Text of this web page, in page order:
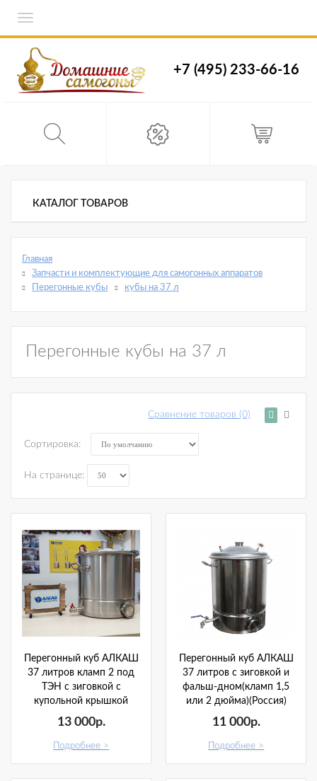
Toggle
+7 (495) 233-66-16
КАТАЛОГ ТОВАРОВ
Главная
Запчасти и комплектующие для самогонных аппаратов
Перегонные кубы
кубы на 37 л
Перегонные кубы на 37 л
Сравнение товаров (0)
Сортировка:
На странице:
Перегонный куб АЛКАШ
37 литров кламп 2 под
ТЭН с зиговкой с
купольной крышкой
13 000р.
Подробнее
Перегонный куб АЛКАШ
37 литров с зиговкой и
фальш-дном(кламп 1,5
или 2 дюйма)(Россия)
11 000р.
Подробнее